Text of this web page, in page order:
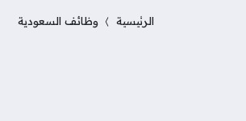
الرئيسية وظائف السعودية